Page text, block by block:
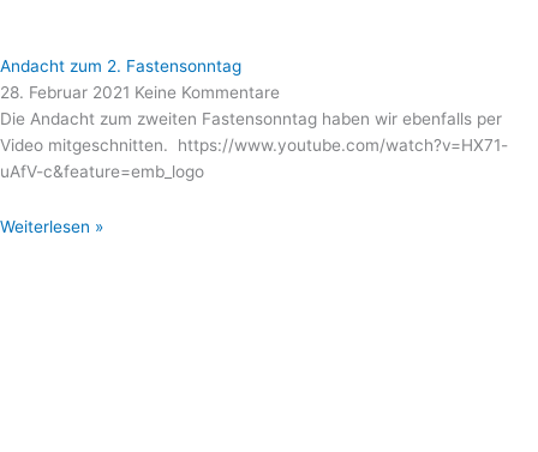
Andacht zum 2. Fastensonntag
28. Februar 2021 Keine Kommentare
Die Andacht zum zweiten Fastensonntag haben wir ebenfalls per
Video mitgeschnitten. https://www.youtube.com/watch?v=HX71-
uAfV-c&feature=emb_logo
Weiterlesen »